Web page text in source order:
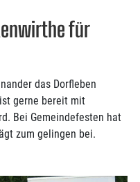
für
das Dorfleben
gerne bereit mit
Bei Gemeindefesten hat
zum gelingen bei.